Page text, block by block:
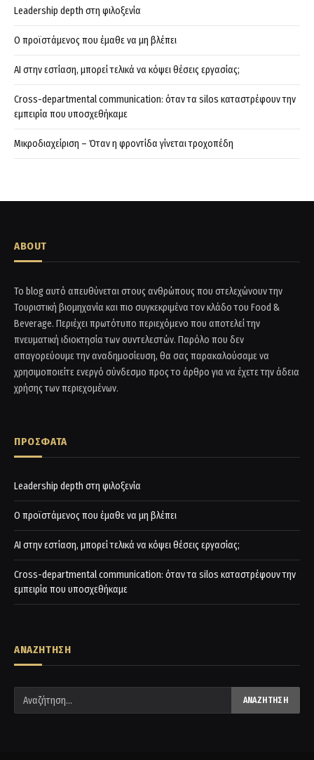
Leadership depth στη φιλοξενία
Ο προϊστάμενος που έμαθε να μη βλέπει
AI στην εστίαση, μπορεί τελικά να κόψει θέσεις εργασίας;
Cross-departmental communication: όταν τα silos καταστρέφουν την
εμπειρία που υποσχεθήκαμε
Μικροδιαχείριση – Όταν η φροντίδα γίνεται τροχοπέδη
ABOUT
Το blog αυτό απευθύνεται στους ανθρώπους που στελεχώνουν την
Τουριστική βιομηχανία και πιο συγκεκριμένα τον κλάδο του Food &
Beverage. Περιέχει πρωτότυπο περιεχόμενο που αποτελεί την
πνευματική ιδιοκτησία των συντελεστών. Παρόλο που δεν
απαγορεύουμε την αναδημοσίευση, θα σας παρακαλούσαμε να
χρησιμοποιείτε ενεργό σύνδεσμο προς το άρθρο για να έχετε την άδεια
χρήσης των περιεχομένων.
ΠΡΟΣΦΑΤΑ
Leadership depth στη φιλοξενία
Ο προϊστάμενος που έμαθε να μη βλέπει
AI στην εστίαση, μπορεί τελικά να κόψει θέσεις εργασίας;
Cross-departmental communication: όταν τα silos καταστρέφουν την
εμπειρία που υποσχεθήκαμε
ΑΝΑΖΗΤΗΣΗ